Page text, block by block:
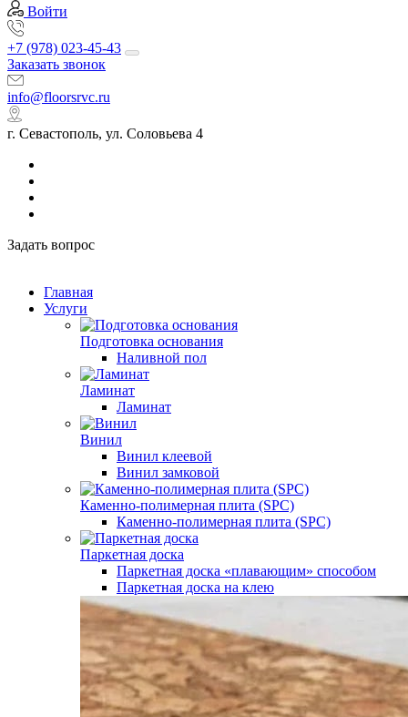
Войти
+7 (978) 023-45-43
Заказать звонок
info@floorsrvc.ru
г. Севастополь, ул. Соловьева 4
Задать вопрос
Главная
Услуги
Подготовка основания
Наливной пол
Ламинат
Ламинат
Винил
Винил клеевой
Винил замковой
Каменно-полимерная плита (SPC)
Каменно-полимерная плита (SPC)
Паркетная доска
Паркетная доска «плавающим» способом
Паркетная доска на клею